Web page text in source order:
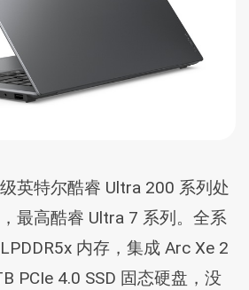
英特尔酷睿 Ultra 200 系列处
最高酷睿 Ultra 7 系列。全系
内存，集成 Arc Xe 2
PCIe 4.0 SSD 固态硬盘，没